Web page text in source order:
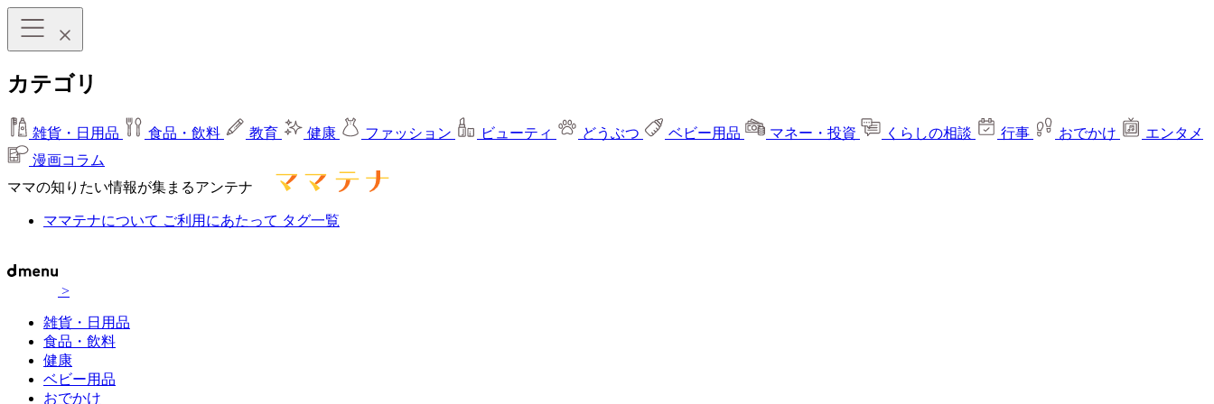
カテゴリ
雑貨・日用品 食品・飲料 教育 健康 ファッション ビューティ どうぶつ ベビー用品 マネー・投資 くらしの相談 行事 おでかけ
エンタメ
漫画コラム
ママの知りたい情報が集まるアンテナ
ママテナについて ご利用にあたって タグ一覧
>
雑貨・日用品
食品・飲料
健康
ベビー用品
おでかけ